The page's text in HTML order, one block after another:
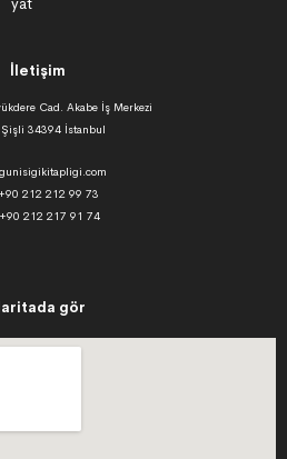
İletişim
Cad. Akabe İş Merkezi
34394 İstanbul
212 212 99 73
+90 212 217 91 74
gör